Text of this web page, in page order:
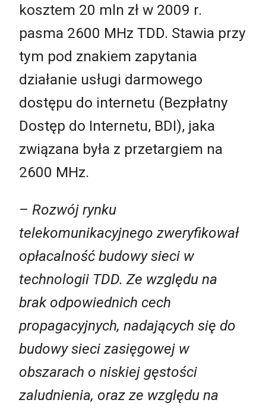
kosztem 20 mln zł w 2009 r.
pasma 2600 MHz TDD. Stawia przy
tym pod znakiem zapytania
działanie usługi darmowego
dostępu do internetu (Bezpłatny
Dostęp do Internetu, BDI), jaka
związana była z przetargiem na
2600 MHz.
– Rozwój rynku
telekomunikacyjnego zweryfikował
opłacalność budowy sieci w
technologii TDD. Ze względu na
brak odpowiednich cech
propagacyjnych, nadających się do
budowy sieci zasięgowej w
obszarach o niskiej gęstości
zaludnienia, oraz ze względu na